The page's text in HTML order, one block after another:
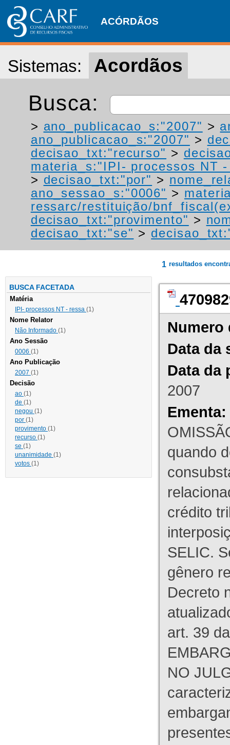
ACÓRDÃOS
Sistemas: Acordãos
Busca:
> ano_publicacao_s:"2007" >
ano_publicacao_s:"2007" >
decisao_txt:"recurso" >
materia_s:"IPI- processos NT
> decisao_txt:"por" >
ano_sessao_s:"0006" >
ressarc/restituição/
decisao_txt:"provimento" >
decisao_txt:"se" >
BUSCA FACETADA
Matéria
IPI- processos NT - ressa (1)
Nome Relator
Não Informado (1)
Ano Sessão
0006 (1)
Ano Publicação
2007 (1)
Decisão
ao (1)
de (1)
negou (1)
por (1)
provimento (1)
recurso (1)
se (1)
unanimidade (1)
votos (1)
1 resultados
Numero
Data da
Data da
2007
Ementa:
quando
crédito
SELIC.
gênero
Decreto
art. 39
NO